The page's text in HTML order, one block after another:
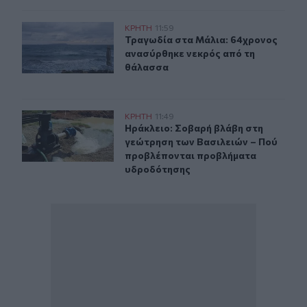
Τραγωδία στα Μάλια: 64χρονος ανασύρθηκε νεκρός
ΚΡΗΤΗ 11:59
Τραγωδία στα Μάλια: 64χρονος
Τραγωδία στα Μάλια: 64χρονος
ανασύρθηκε νεκρός από τη
θάλασσα
Ηράκλειο: Σοβαρή βλάβη στη γεώτρηση των
ΚΡΗΤΗ 11:49
Ηράκλειο: Σοβαρή βλάβη στη
Ηράκλειο: Σοβαρή βλάβη στη
γεώτρηση των Βασιλειών – Πού
προβλέπονται προβλήματα
υδροδότησης